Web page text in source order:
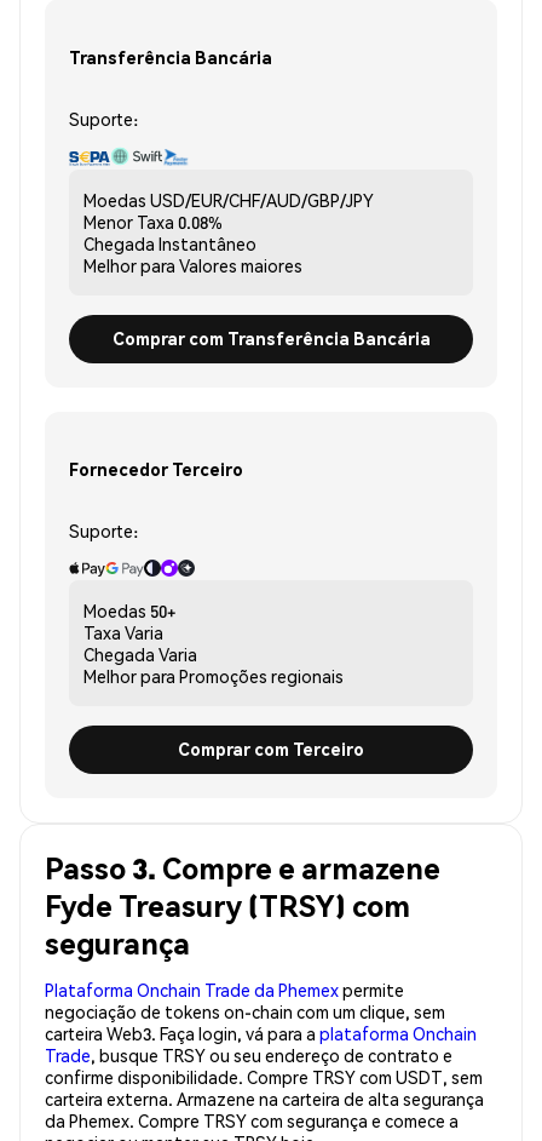
Transferência Bancária
Suporte:
Moedas USD/EUR/CHF/AUD/GBP/JPY
Menor Taxa 0.08%
Chegada Instantâneo
Melhor para Valores maiores
Comprar com Transferência Bancária
Fornecedor Terceiro
Suporte:
Moedas 50+
Taxa Varia
Chegada Varia
Melhor para Promoções regionais
Comprar com Terceiro
Passo 3. Compre e armazene
Fyde Treasury (TRSY) com
segurança
Plataforma Onchain Trade da Phemexpermite
negociação de tokens on-chain com um clique, sem
carteira Web3. Faça login, vá para a plataforma Onchain
Trade, busque TRSY ou seu endereço de contrato e
confirme disponibilidade. Compre TRSY com USDT, sem
carteira externa. Armazene na carteira de alta segurança
da Phemex. Compre TRSY com segurança e comece a